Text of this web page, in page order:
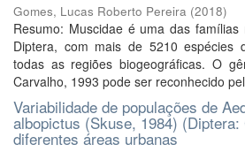
Gomes, Lucas Roberto Pereira (2018)
Resumo: Muscidae é uma das
Diptera, com mais de 5210 espécies
todas as regiões biogeográficas. O
Carvalho, 1993 pode ser reconhecido
Variabilidade de populações de
albopictus (Skuse, 1984)
diferentes áreas urbanas